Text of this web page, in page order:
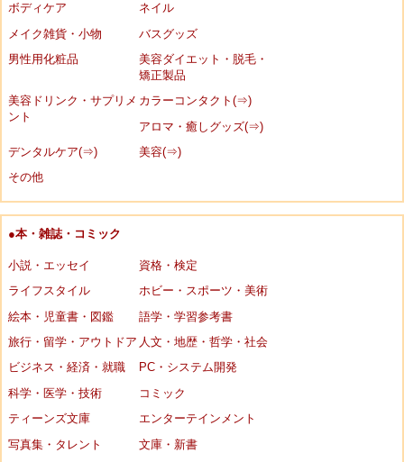
ボディケア
ネイル
メイク雑貨・小物
バスグッズ
男性用化粧品
美容ダイエット・脱毛・
矯正製品
美容ドリンク・サプリメ
ント
カラーコンタクト(⇒)
アロマ・癒しグッズ(⇒)
デンタルケア(⇒)
美容(⇒)
その他
●本・雑誌・コミック
小説・エッセイ
資格・検定
ライフスタイル
ホビー・スポーツ・美術
絵本・児童書・図鑑
語学・学習参考書
旅行・留学・アウトドア 人文・地歴・哲学・社会
ビジネス・経済・就職
PC・システム開発
科学・医学・技術
コミック
ティーンズ文庫
エンターテインメント
写真集・タレント
文庫・新書